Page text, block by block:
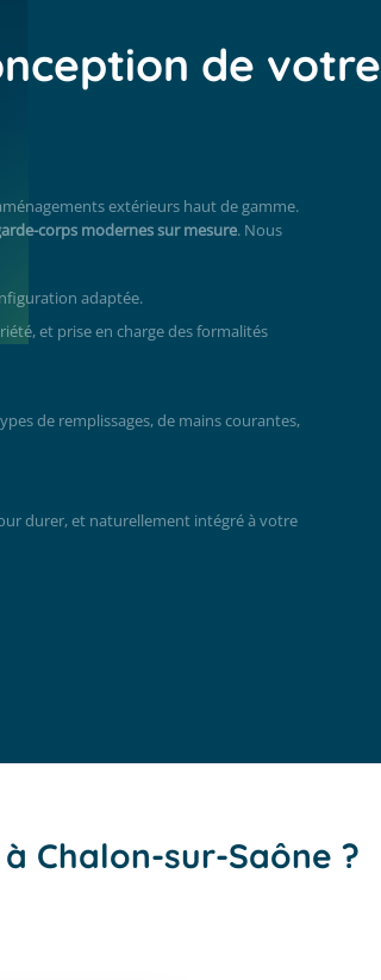
de votre
extérieurs haut de gamme.
corps modernes sur mesure. Nous
adaptée.
et prise en charge des formalités
de remplissages, de mains courantes,
durer, et naturellement intégré à votre
Chalon-sur-Saône ?